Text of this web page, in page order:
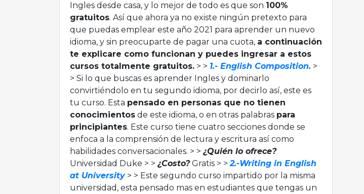
Ingles desde casa, y lo mejor de todo es que son 100%
gratuitos. Así que ahora ya no existe ningún pretexto para
que puedas emplear este año 2021 para aprender un nuevo
idioma, y sin preocuparte de pagar una cuota, a continuación
te explicare como funcionan y puedes ingresar a estos
cursos totalmente gratuitos. > > 1.- English Composition. >
> Si lo que buscas es aprender Ingles y dominarlo
convirtiéndolo en tu segundo idioma, por decirlo así, este es
tu curso. Esta pensado en personas que no tienen
conocimientos de este idioma, o en otras palabras para
principiantes. Este curso tiene cuatro secciones donde se
enfoca a la comprensión de lectura y escritura así como
habilidades conversacionales. > > ¿Quién lo ofrece?
Universidad Duke > > ¿Costo?Gratis > >2.-Writing in English
at University> > Este segundo curso impartido por la misma
universidad, esta pensado mas en estudiantes que tengas un